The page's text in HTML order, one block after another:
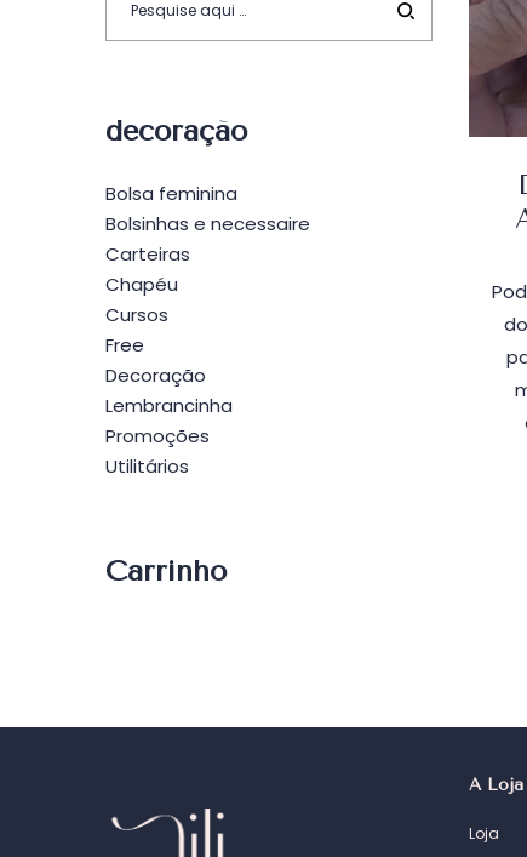
decoração
Bolsa feminina
Bolsinhas e necessaire
Carteiras
Chapéu
Cursos
Free
Decoração
Lembrancinha
Promoções
Utilitários
Carrinho
A Loja
Loja